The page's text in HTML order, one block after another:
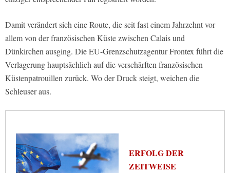
Damit verändert sich eine Route, die seit fast einem Jahrzehnt vor
allem von der französischen Küste zwischen Calais und
Dünkirchen ausging. Die EU-Grenzschutzagentur Frontex führt die
Verlagerung hauptsächlich auf die verschärften französischen
Küstenpatrouillen zurück. Wo der Druck steigt, weichen die
Schleuser aus.
ERFOLG DER
ZEITWEISE